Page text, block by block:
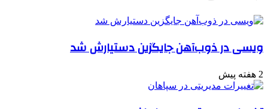
ویسی در ذوب‌آهن جایگزین دستیارش شد
2 هفته پیش